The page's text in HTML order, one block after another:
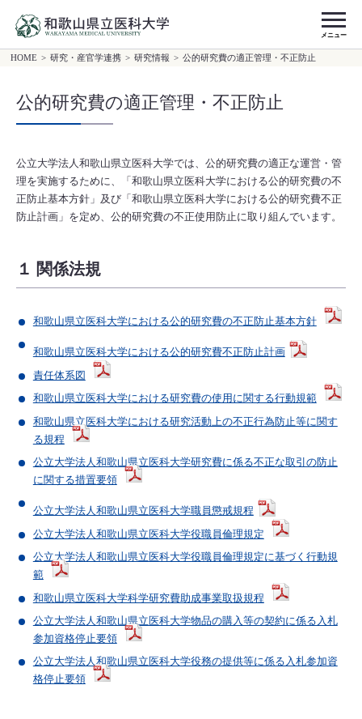
メニュー
HOME > 研究・産官学連携 > 研究情報 > 公的研究費の適正管理・不正防止
公的研究費の適正管理・不正防止
公立大学法人和歌山県立医科大学では、公的研究費の適正な運営・管
理を実施するために、「和歌山県立医科大学における公的研究費の不
正防止基本方針」及び「和歌山県立医科大学における公的研究費不正
防止計画」を定め、公的研究費の不正使用防止に取り組んでいます。
１ 関係法規
和歌山県立医科大学における公的研究費の不正防止基本方針
和歌山県立医科大学における公的研究費不正防止計画
責任体系図
和歌山県立医科大学における研究費の使用に関する行動規範
和歌山県立医科大学における研究活動上の不正行為防止等に関す
る規程
公立大学法人和歌山県立医科大学研究費に係る不正な取引の防止
に関する措置要領
公立大学法人和歌山県立医科大学職員懲戒規程
公立大学法人和歌山県立医科大学役職員倫理規定
公立大学法人和歌山県立医科大学役職員倫理規定に基づく行動規
範
和歌山県立医科大学科学研究費助成事業取扱規程
公立大学法人和歌山県立医科大学物品の購入等の契約に係る入札
参加資格停止要領
公立大学法人和歌山県立医科大学役務の提供等に係る入札参加資
格停止要領